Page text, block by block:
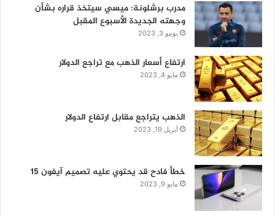
مدرب برشلونة: ميسي سيتخذ قراره بشأن
وجهته الجديدة الأسبوع المقبل
يونيو 3, 2023
ارتفاع أسعار الذهب مع تراجع الدولار
مايو 4, 2023
الذهب يتراجع مقابل ارتفاع الدولار
أبريل 19, 2023
خطأ فادح قد يحتوي عليه تصميم آيفون 15
مايو 9, 2023